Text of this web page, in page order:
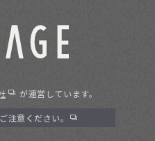
が運営しています。
注意ください。